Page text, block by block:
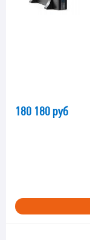
180 180 руб